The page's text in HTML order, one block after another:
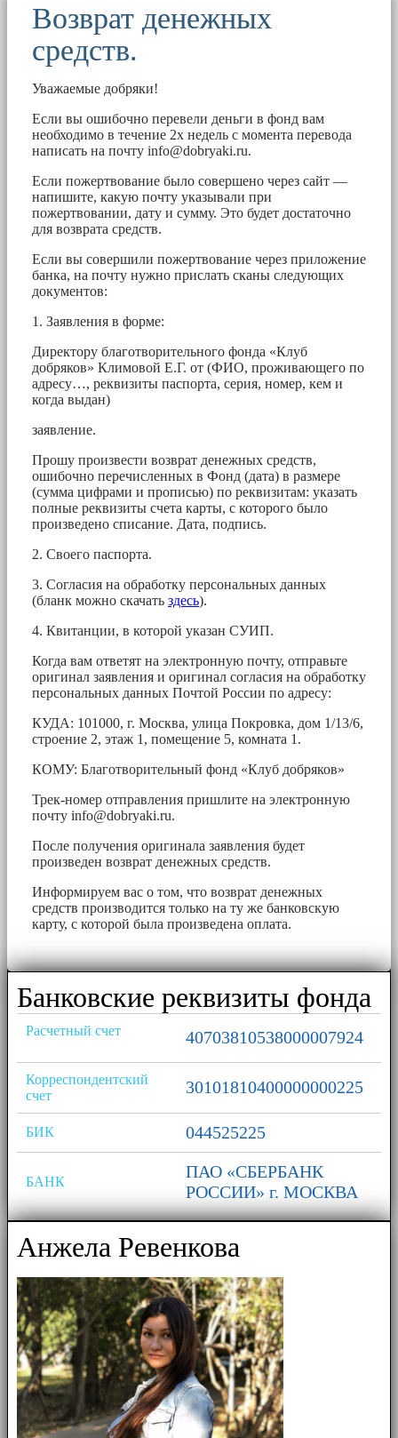
Возврат денежных
средств.
Уважаемые добряки!
Если вы ошибочно перевели деньги в фонд вам
необходимо в течение 2х недель с момента перевода
написать на почту info@dobryaki.ru.
Если пожертвование было совершено через сайт —
напишите, какую почту указывали при
пожертвовании, дату и сумму. Это будет достаточно
для возврата средств.
Если вы совершили пожертвование через приложение
банка, на почту нужно прислать сканы следующих
документов:
1. Заявления в форме:
Директору благотворительного фонда «Клуб
добряков» Климовой Е.Г. от (ФИО, проживающего по
адресу…, реквизиты паспорта, серия, номер, кем и
когда выдан)
заявление.
Прошу произвести возврат денежных средств,
ошибочно перечисленных в Фонд (дата) в размере
(сумма цифрами и прописью) по реквизитам: указать
полные реквизиты счета карты, с которого было
произведено списание. Дата, подпись.
2. Своего паспорта.
3. Согласия на обработку персональных данных
(бланк можно скачать здесь).
4. Квитанции, в которой указан СУИП.
Когда вам ответят на электронную почту, отправьте
оригинал заявления и оригинал согласия на обработку
персональных данных Почтой России по адресу:
КУДА: 101000, г. Москва, улица Покровка, дом 1/13/6,
строение 2, этаж 1, помещение 5, комната 1.
КОМУ: Благотворительный фонд «Клуб добряков»
Трек-номер отправления пришлите на электронную
почту info@dobryaki.ru.
После получения оригинала заявления будет
произведен возврат денежных средств.
Информируем вас о том, что возврат денежных
средств производится только на ту же банковскую
карту, с которой была произведена оплата.
Банковские реквизиты фонда
Расчетный счет 40703810538000007924
Корреспондентский
счет
30101810400000000225
БИК 044525225
БАНК
ПАО «СБЕРБАНК
РОССИИ» г. МОСКВА
Анжела Ревенкова